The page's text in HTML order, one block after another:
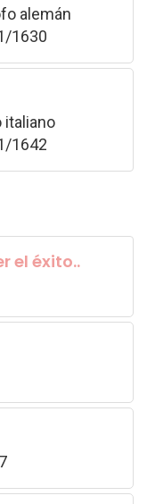
alemán
1630
italiano
1642
el éxito..